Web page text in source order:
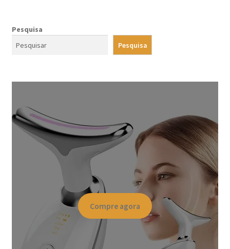
Pesquisa
Pesquisa
Compre agora